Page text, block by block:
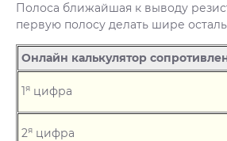
Полоса ближайшая к выводу
первую полосу делать шире
Онлайн калькулятор
1я цифра
2я цифра